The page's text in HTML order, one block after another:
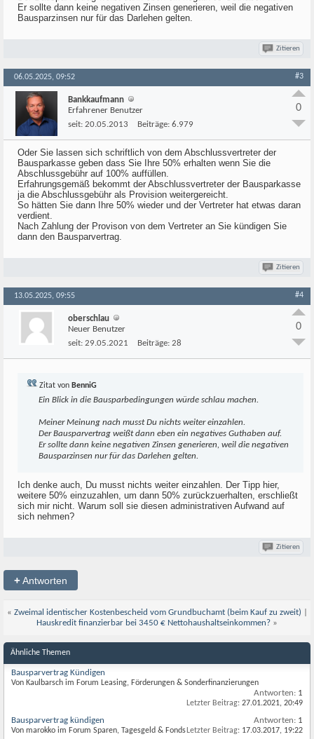
Er sollte dann keine negativen Zinsen generieren, weil die negativen
Bausparzinsen nur für das Darlehen gelten.
Zitieren
06.05.2025, 09:52 #3
Bankkaufmann
Erfahrener Benutzer
seit: 20.05.2013 Beiträge: 6.979
0
Oder Sie lassen sich schriftlich von dem Abschlussvertreter der
Bausparkasse geben dass Sie Ihre 50% erhalten wenn Sie die
Abschlussgebühr auf 100% auffüllen.
Erfahrungsgemäß bekommt der Abschlussvertreter der Bausparkasse
ja die Abschlussgebühr als Provision weitergereicht.
So hätten Sie dann Ihre 50% wieder und der Vertreter hat etwas daran
verdient.
Nach Zahlung der Provison von dem Vertreter an Sie kündigen Sie
dann den Bausparvertrag.
Zitieren
13.05.2025, 09:55 #4
oberschlau
Neuer Benutzer
seit: 29.05.2021 Beiträge: 28
0
Zitat von BenniG
Ein Blick in die Bausparbedingungen würde schlau machen.
Meiner Meinung nach musst Du nichts weiter einzahlen.
Der Bausparvertrag weißt dann eben ein negatives Guthaben auf.
Er sollte dann keine negativen Zinsen generieren, weil die negativen
Bausparzinsen nur für das Darlehen gelten.
Ich denke auch, Du musst nichts weiter einzahlen. Der Tipp hier,
weitere 50% einzuzahlen, um dann 50% zurückzuerhalten, erschließt
sich mir nicht. Warum soll sie diesen administrativen Aufwand auf
sich nehmen?
Zitieren
+Antworten
« Zweimal identischer Kostenbescheid vom Grundbuchamt (beim Kauf zu zweit)
Hauskredit finanzierbar bei 3450 € Nettohaushaltseinkommen? »
Ähnliche Themen
Bausparvertrag Kündigen
Von Kaulbarsch im Forum Leasing, Förderungen & Sonderfinanzierungen
Antworten: 1
Letzter Beitrag: 27.01.2021, 20:49
Bausparvertrag kündigen
Von marokko im Forum Sparen, Tagesgeld & Fonds
Antworten: 1
Letzter Beitrag: 17.03.2017, 19:22